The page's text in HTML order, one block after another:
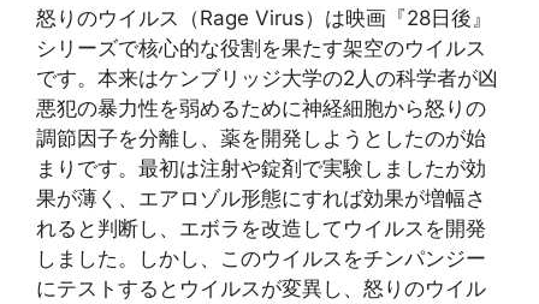
怒りのウイルス（Rage Virus）は映画『28日後』
シリーズで核心的な役割を果たす架空のウイルス
です。本来はケンブリッジ大学の2人の科学者が凶
悪犯の暴力性を弱めるために神経細胞から怒りの
調節因子を分離し、薬を開発しようとしたのが始
まりです。最初は注射や錠剤で実験しましたが効
果が薄く、エアロゾル形態にすれば効果が増幅さ
れると判断し、エボラを改造してウイルスを開発
しました。しかし、このウイルスをチンパンジー
にテストするとウイルスが変異し、怒りのウイル